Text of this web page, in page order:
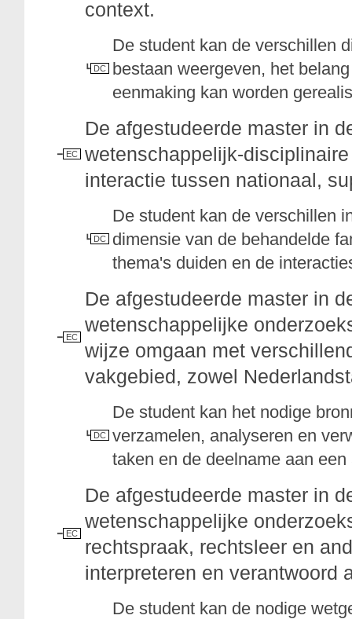
context.
DC
De student kan de verschillen
bestaan weergeven, het
eenmaking kan worden
EC
De afgestudeerde master in
wetenschappelijk-
interactie tussen nationaal,
DC
De student kan de verschillen
dimensie van de behandelde
thema's duiden en de
EC
De afgestudeerde master in
wetenschappelijke
wijze omgaan met
vakgebied, zowel
DC
De student kan het nodige
verzamelen, analyseren en
taken en de deelname aan
EC
De afgestudeerde master in
wetenschappelijke
rechtspraak, rechtsleer en
interpreteren en verantwoord
De student kan de nodige